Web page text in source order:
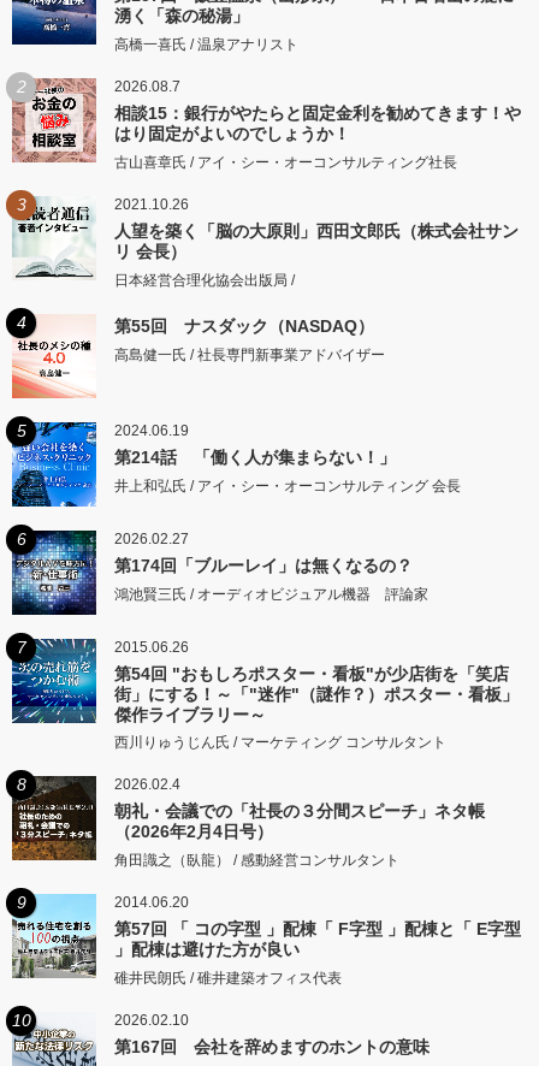
湧く「森の秘湯」
高橋一喜氏 / 温泉アナリスト
2 2026.08.7
相談15：銀行がやたらと固定金利を勧めてきます！や
はり固定がよいのでしょうか！
古山喜章氏 / アイ・シー・オーコンサルティング社長
3 2021.10.26
人望を築く「脳の大原則」西田文郎氏（株式会社サン
リ 会長）
日本経営合理化協会出版局 /
4 第55回 ナスダック（NASDAQ）
高島健一氏 / 社長専門新事業アドバイザー
5 2024.06.19
第214話 「働く人が集まらない！」
井上和弘氏 / アイ・シー・オーコンサルティング 会長
6 2026.02.27
第174回「ブルーレイ」は無くなるの？
鴻池賢三氏 / オーディオビジュアル機器 評論家
7 2015.06.26
第54回 "おもしろポスター・看板"が少店街を「笑店
街」にする！～「"迷作"（謎作？）ポスター・看板」
傑作ライブラリー～
西川りゅうじん氏 / マーケティング コンサルタント
8 2026.02.4
朝礼・会議での「社長の３分間スピーチ」ネタ帳
（2026年2月4日号）
角田識之（臥龍） / 感動経営コンサルタント
9 2014.06.20
第57回 「 コの字型 」配棟「 F字型 」配棟と「 E字型
」配棟は避けた方が良い
碓井民朗氏 / 碓井建築オフィス代表
10 2026.02.10
第167回 会社を辞めますのホントの意味